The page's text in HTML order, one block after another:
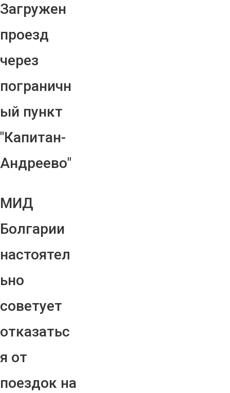
Загружен
проезд
через
пограничн
ый пункт
"Капитан-
Андреево"
МИД
Болгарии
настоятел
ьно
советует
отказатьс
я от
поездок на